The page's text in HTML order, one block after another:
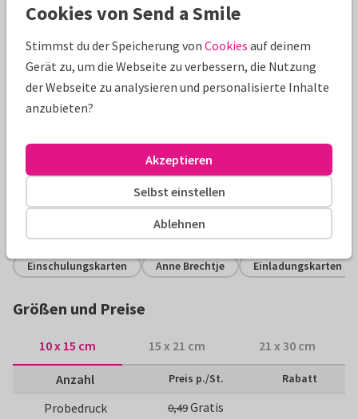
Produktinformation
Fröhliche Einladung zur Einschulungsfeier mit buntem
Blumenmuster. Mit eigenen Fotos und personalisierbaren
Texten. Vorlage nach Wunsch anpassen!
Alle Karten können nach Wunsch angepasst werden.
Einschulungskarten Anne Brechtje Einladungskarten
Größen und Preise
10 x 15 cm 15 x 21 cm 21 x 30 cm
Anzahl Preis p./St. Rabatt
Probedruck 0,49Gratis
Cookies von Send a Smile
Stimmst du der Speicherung von Cookies auf deinem
Gerät zu, um die Webseite zu verbessern, die Nutzung
der Webseite zu analysieren und personalisierte Inhalte
anzubieten?
Ablehnen
Selbst einstellen
Akzeptieren